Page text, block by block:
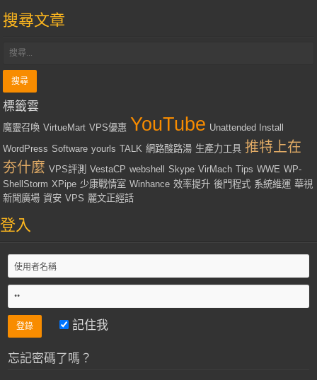
搜尋文章
標籤雲
魔靈召喚 VirtueMart VPS優惠 YouTube Unattended Install
WordPress Software yourls TALK 網路酸路湯 生產力工具 推特上在
夯什麼 VPS評測 VestaCP webshell Skype VirMach Tips WWE WP-
ShellStorm XPipe 少康戰情室 Winhance 效率提升 後門程式 系統維運 華視
新聞廣場 資安 VPS 麗文正經話
登入
記住我
忘記密碼了嗎？